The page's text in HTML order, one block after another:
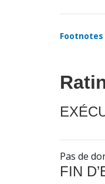
Footnotes
Pas de
FIN